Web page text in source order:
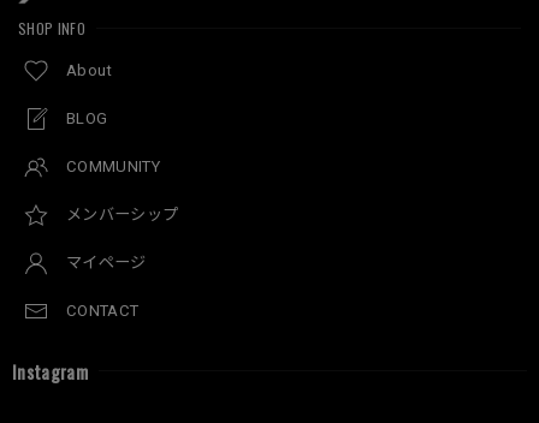
SHOP INFO
About
BLOG
COMMUNITY
メンバーシップ
マイページ
CONTACT
Instagram